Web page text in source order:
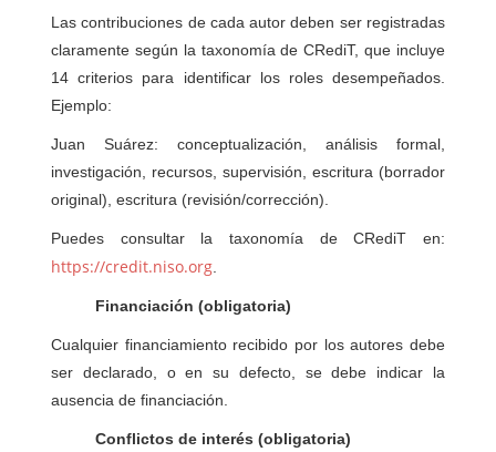
Las contribuciones de cada autor deben ser registradas
claramente según la taxonomía de CRediT, que incluye
14 criterios para identificar los roles desempeñados.
Ejemplo:
Juan Suárez: conceptualización, análisis formal,
investigación, recursos, supervisión, escritura (borrador
original), escritura (revisión/corrección).
Puedes consultar la taxonomía de CRediT en:
https://credit.niso.org
Financiación (obligatoria)
Cualquier financiamiento recibido por los autores debe
ser declarado, o en su defecto, se debe indicar la
ausencia de financiación.
Conflictos de interés (obligatoria)